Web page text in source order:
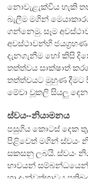
නොවැළැක්විය හැකි
බැලීම මගින්
ගන්නෙමු. සෑම
අවස්ථාවන්හි
දැනගැනීම හෝ කිසි
තත්ත්වය සාක්ෂාත්
තත්ත්වයට මුහුණ
මේවා වූකලි සියලු
ස්වයං-නියාමනය
පසුගිය කොටස් දෙක
පිළිවෙත් මගින් ස්වයං
සකසනු ලබයි. ස්වයං
භාවයන්